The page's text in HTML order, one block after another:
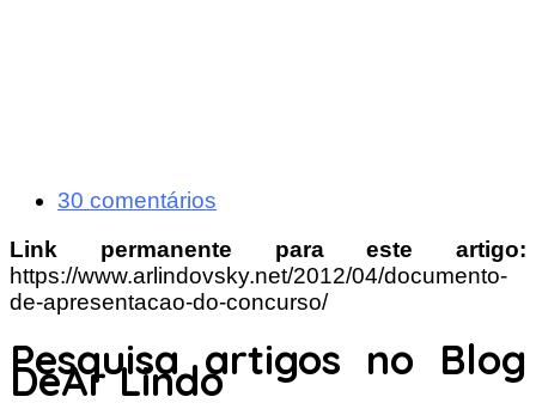
30 comentários
Link permanente para este artigo:
https://www.arlindovsky.net/2012/04/documento-
de-apresentacao-do-concurso/
Pesquisa artigos no Blog
DeAr Lindo